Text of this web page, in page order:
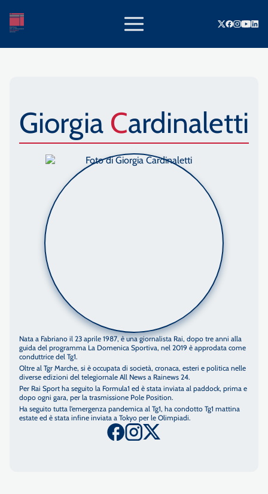
Giorgia Cardinaletti
Nata a Fabriano il 23 aprile 1987, è una giornalista Rai, dopo tre anni alla
guida del programma La Domenica Sportiva, nel 2019 è approdata come
conduttrice del Tg1.
Oltre al Tgr Marche, si è occupata di società, cronaca, esteri e politica nelle
diverse edizioni del telegiornale All News a Rainews 24.
Per Rai Sport ha seguito la Formula1 ed è stata inviata al paddock, prima e
dopo ogni gara, per la trasmissione Pole Position.
Ha seguito tutta l’emergenza pandemica al Tg1, ha condotto Tg1 mattina
estate ed è stata infine inviata a Tokyo per le Olimpiadi.